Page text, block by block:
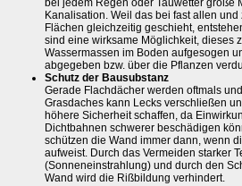
bei jedem Regen oder Tauwetter große
Kanalisation. Weil das bei fast allen
Flächen gleichzeitig geschieht,
sind eine wirksame Möglichkeit, dieses
Wassermassen im Boden aufgesogen
abgegeben bzw. über die Pflanzen
Schutz der Bausubstanz
Gerade Flachdächer werden oftmals
Grasdaches kann Lecks verschließen
höhere Sicherheit schaffen, da
Dichtbahnen schwerer beschädigen
schützen die Wand immer dann, wenn
aufweist. Durch das Vermeiden starker
(Sonneneinstrahlung) und durch den
Wand wird die Rißbildung verhindert.